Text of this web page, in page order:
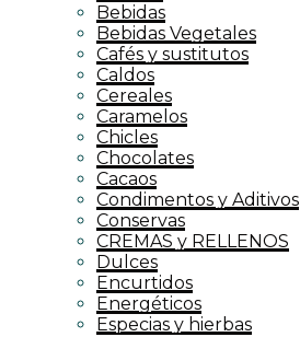
Bebidas
Bebidas Vegetales
Cafés y sustitutos
Caldos
Cereales
Caramelos
Chicles
Chocolates
Cacaos
Condimentos y Aditivos
Conservas
CREMAS y RELLENOS
Dulces
Encurtidos
Energéticos
Especias y hierbas